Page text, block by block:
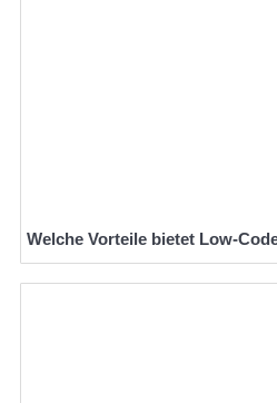
Welche Vorteile bietet Low-